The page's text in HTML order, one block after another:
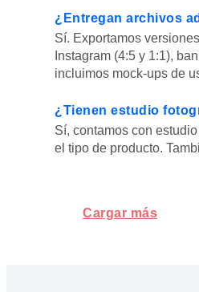
¿Entregan archivos
Sí. Exportamos
Instagram (4:5 y 1:1),
incluimos mock-ups de
¿Tienen estudio
Sí, contamos con
el tipo de producto.
Cargar más